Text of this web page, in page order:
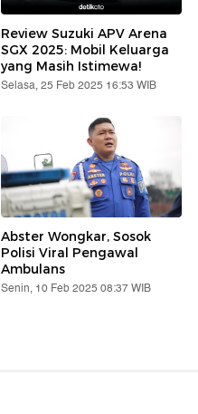
Review Suzuki APV Arena
SGX 2025: Mobil Keluarga
yang Masih Istimewa!
Selasa, 25 Feb 2025 16:53 WIB
Abster Wongkar, Sosok
Polisi Viral Pengawal
Ambulans
Senin, 10 Feb 2025 08:37 WIB